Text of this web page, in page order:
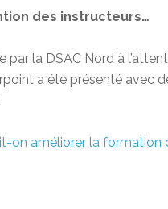
des instructeurs…
par la DSAC Nord à
a été présenté avec
on améliorer la formation